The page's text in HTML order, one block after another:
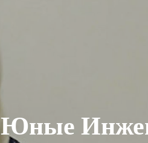
Юные